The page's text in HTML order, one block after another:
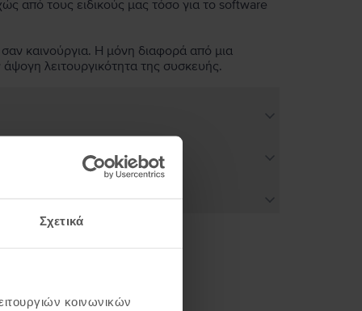
Σχετικά
κοινωνικών
από τους ειδικούς μας τόσο για το software
καινούργια. Η μόνη διαφορά από μια
λειτουργικότητα της συσκευής.
σου